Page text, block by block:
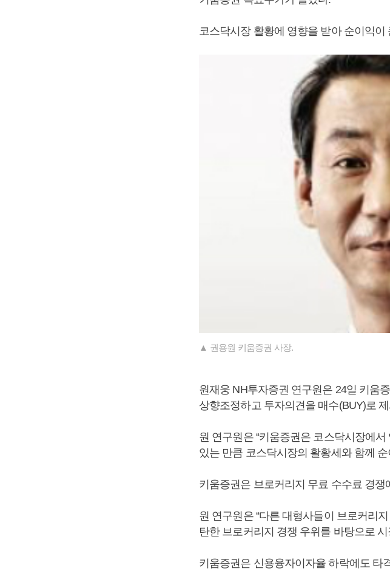
코스닥시장 활황에 영향을 받아 순이익
▲ 권용원 키움증권 사장.
원재웅 NH투자증권 연구원은 24일 키움
상향조정하고 투자의견을 매수(BUY)로
원 연구원은 “키움증권은 코스닥시장에
있는 만큼 코스닥시장의 활황세와 함께
키움증권은 브로커리지 무료 수수료 경
원 연구원은 “다른 대형사들이 브로커리
탄한 브로커리지 경쟁 우위를 바탕으로
키움증권은 신용융자이자율 하락에도 타